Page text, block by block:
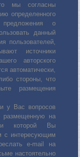
мы согласны
определенного
о
данный
пользователей,
источники
авторского
автоматически,
стороны, что
размещения
у Вас вопросов
размещенную на
которой Вы
с интересующим
е-mail на
настоятельно